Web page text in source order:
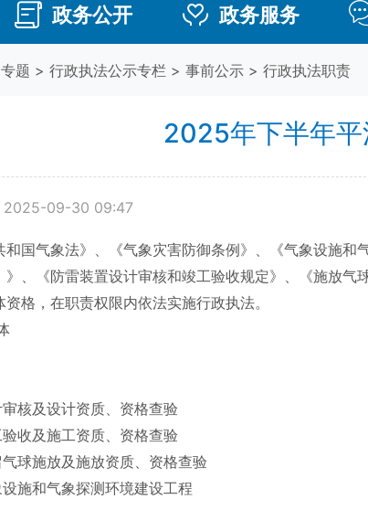
政务公开 政务服务
专题 > 行政执法公示专栏 > 事前公示 > 行政执法职责
2025年下半年
2025-09-30 09:47
和国气象法》、《气象灾害防御条例》、《气象设施
》、《防雷装置设计审核和竣工验收规定》、《施放
格，在职责权限内依法实施行政执法。
核及设计资质、资格查验
收及施工资质、资格查验
球施放及施放资质、资格查验
施和气象探测环境建设工程